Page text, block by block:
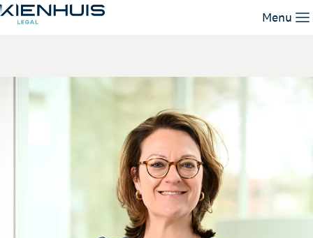
Menu
Unsere Leistungen
Unser Team
Suzanne Steegmans